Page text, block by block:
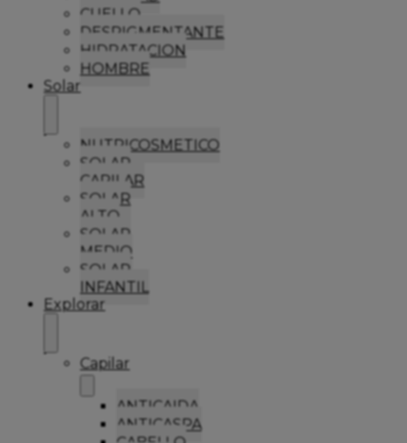
CUELLO
DESPIGMENTANTE
HIDRATACION
HOMBRE
Solar
NUTRICOSMETICO
SOLAR
CAPILAR
SOLAR
ALTO
SOLAR
MEDIO
SOLAR
INFANTIL
Explorar
Capilar
ANTICAIDA
ANTICASPA